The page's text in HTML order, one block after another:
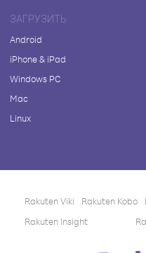
ЗАГРУЗИТЬ
Android
iPhone & iPad
Windows PC
Mac
Linux
Rakuten Viki Rakuten Kobo
Rakuten Insight